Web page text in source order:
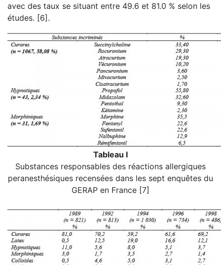
avec des taux se situant entre 49.6 et 81.0 % selon les
études. [6].
Tableau I
Substances responsables des réactions allergiques
peranesthésiques recensées dans les sept enquêtes du
GERAP en France [7]